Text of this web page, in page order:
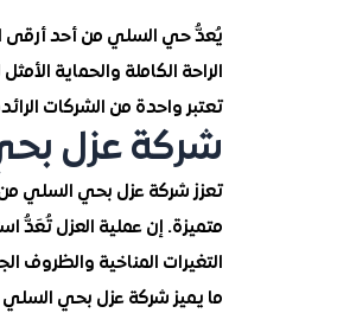
يُعدُّ حي السلي من أحد أرقى
الراحة الكاملة والحماية
تعتبر واحدة من الشركات
شركة عزل
تعزز شركة عزل بحي السلي
متميزة. إن عملية العزل تُعَدُّ
التغيرات المناخية والظروف
ما يميز شركة عزل بحي السلي